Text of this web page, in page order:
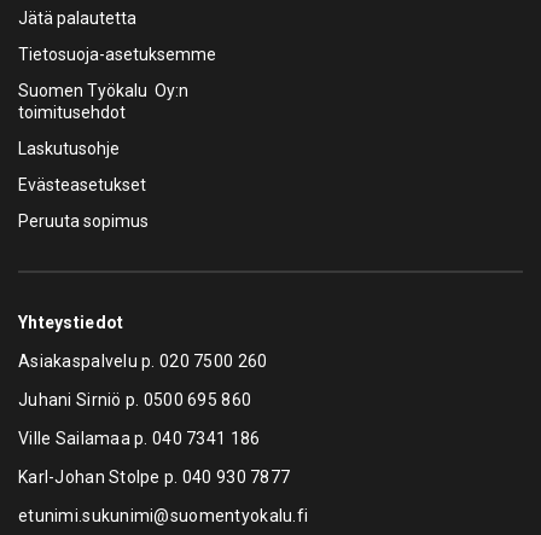
Jätä palautetta
Tietosuoja-asetuksemme
Suomen Työkalu Oy:n
toimitusehdot
Laskutusohje
Evästeasetukset
Peruuta sopimus
Yhteystiedot
Asiakaspalvelu p.020 7500 260
Juhani Sirniö p. 0500 695 860
Ville Sailamaa p.040 7341 186
Karl-Johan Stolpe p. 040 930 7877
etunimi.sukunimi@suomentyokalu.fi